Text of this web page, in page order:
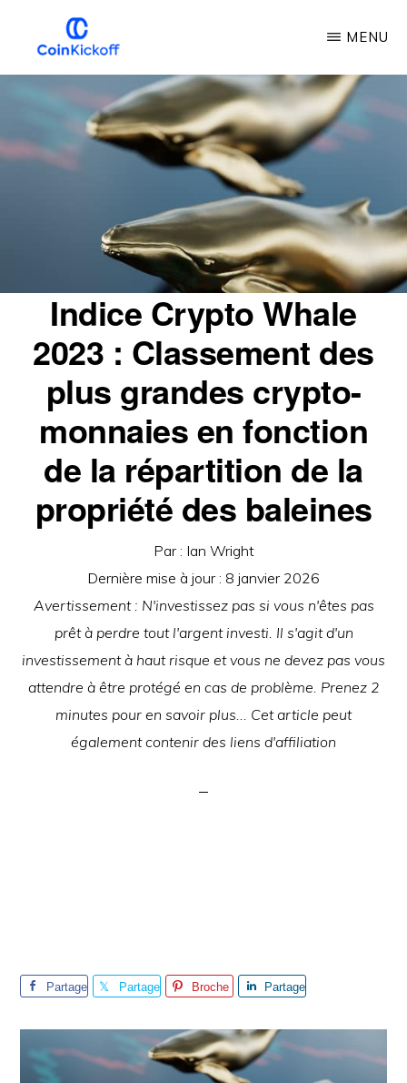
mainCOUP
PIÈCE
DE
MENU
Indice Crypto Whale
2023 : Classement des
plus grandes crypto-
monnaies en fonction
de la répartition de la
propriété des baleines
Par : Ian Wright
Dernière mise à jour : 8 janvier 2026
Avertissement : N'investissez pas si vous n'êtes pas
prêt à perdre tout l'argent investi. Il s'agit d'un
investissement à haut risque et vous ne devez pas vous
attendre à être protégé en cas de problème. Prenez 2
minutes pour en savoir plus... Cet article peut
également contenir des liens d'affiliation
Partage
Partage
Broche
Partage